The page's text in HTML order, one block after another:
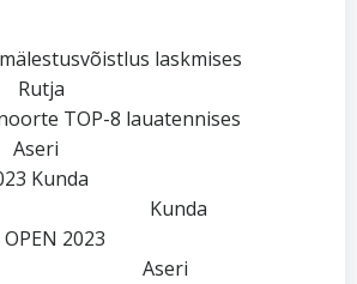
laskmises
TOP-8 lauatennises
Kunda
Kunda
OPEN 2023
Aseri